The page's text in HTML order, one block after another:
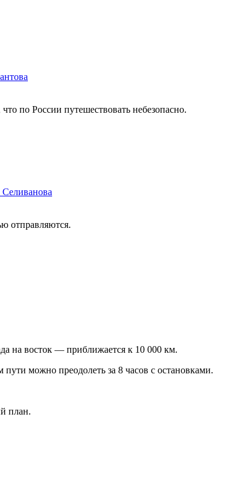
по России путешествовать небезопасно.
Селиванова
отправляются.
на восток — приближается к 10 000 км.
пути можно преодолеть за 8 часов с остановками.
план.